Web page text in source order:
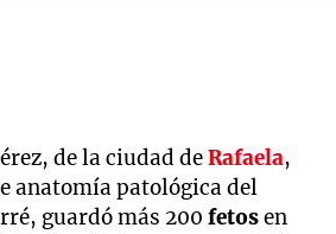
de la ciudad deRafaela,
anatomía patológica del
guardó más 200fetosen